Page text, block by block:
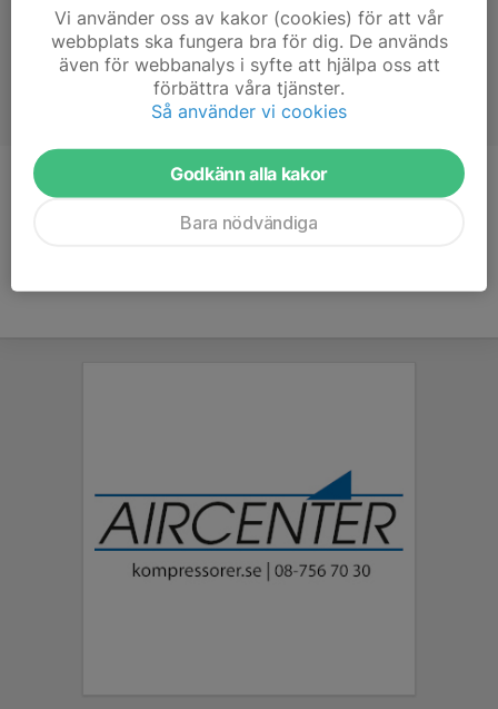
Ålder
Vi använder oss av kakor (cookies) för att vår
webbplats ska fungera bra för dig. De används
även för webbanalys i syfte att hjälpa oss att
förbättra våra tjänster.
Så använder vi cookies
Godkänn alla kakor
Bara nödvändiga